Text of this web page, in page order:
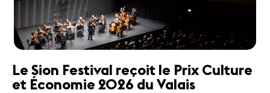
Le Sion Festival reçoit le Prix Culture
et Économie 2026 du Valais